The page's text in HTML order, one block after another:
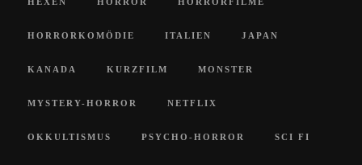
HEXEN HORROR HORRORFILME
HORRORKOMÖDIE ITALIEN JAPAN
KANADA KURZFILM MONSTER
MYSTERY-HORROR NETFLIX
OKKULTISMUS PSYCHO-HORROR SCI FI